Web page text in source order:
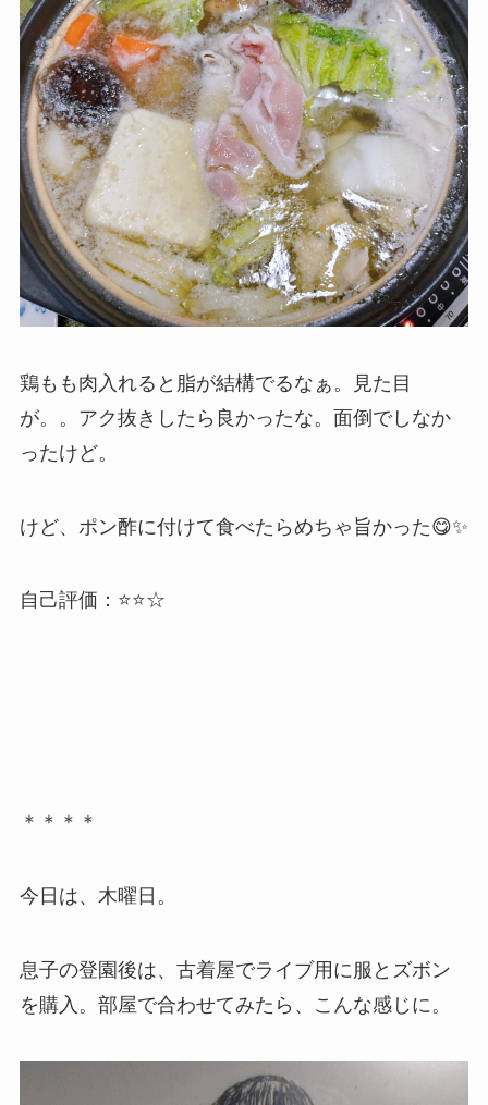
鶏もも肉入れると脂が結構でるなぁ。見た目
が。。アク抜きしたら良かったな。面倒でしなか
ったけど。
けど、ポン酢に付けて食べたらめちゃ旨かった😋✨
自己評価：⭐️⭐️☆
＊＊＊＊
今日は、木曜日。
息子の登園後は、古着屋でライブ用に服とズボン
を購入。部屋で合わせてみたら、こんな感じに。